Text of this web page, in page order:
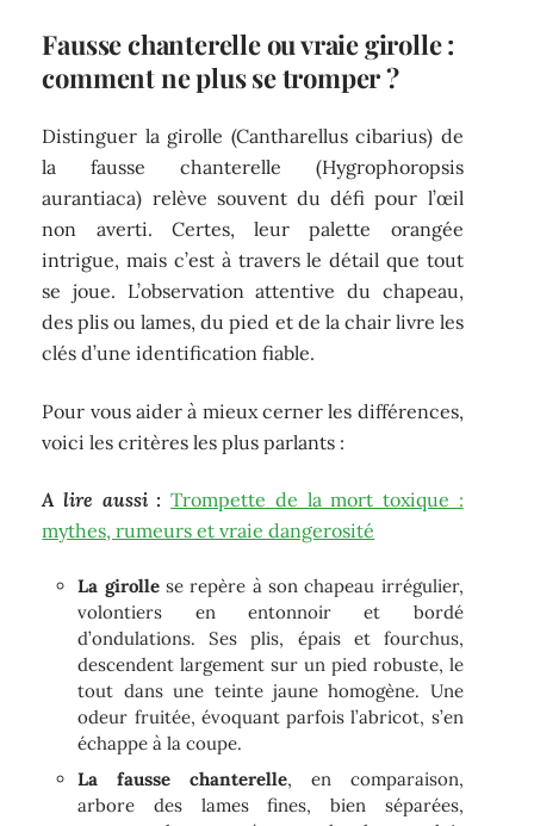
Fausse chanterelle ou vraie girolle :
comment ne plus se tromper ?
Distinguer la girolle (Cantharellus cibarius) de
la fausse chanterelle (Hygrophoropsis
aurantiaca) relève souvent du défi pour l’œil
non averti. Certes, leur palette orangée
intrigue, mais c’est à travers le détail que tout
se joue. L’observation attentive du chapeau,
des plis ou lames, du pied et de la chair livre les
clés d’une identification fiable.
Pour vous aider à mieux cerner les différences,
voici les critères les plus parlants :
A lire aussi : Trompette de la mort toxique :
mythes, rumeurs et vraie dangerosité
La girollese repère à son chapeau irrégulier,
volontiers en entonnoir et bordé
d’ondulations. Ses plis, épais et fourchus,
descendent largement sur un pied robuste, le
tout dans une teinte jaune homogène. Une
odeur fruitée, évoquant parfois l’abricot, s’en
échappe à la coupe.
La fausse chanterelle, en comparaison,
arbore des lames fines, bien séparées,